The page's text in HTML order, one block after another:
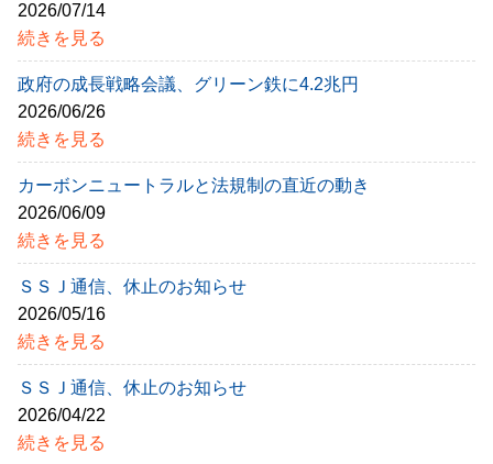
2026/07/14
続きを見る
政府の成長戦略会議、グリーン鉄に4.2兆円
2026/06/26
続きを見る
カーボンニュートラルと法規制の直近の動き
2026/06/09
続きを見る
ＳＳＪ通信、休止のお知らせ
2026/05/16
続きを見る
ＳＳＪ通信、休止のお知らせ
2026/04/22
続きを見る